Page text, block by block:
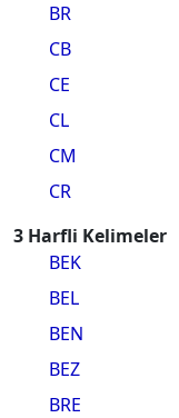
BR
CB
CE
CL
CM
CR
3 Harfli Kelimeler
BEK
BEL
BEN
BEZ
BRE